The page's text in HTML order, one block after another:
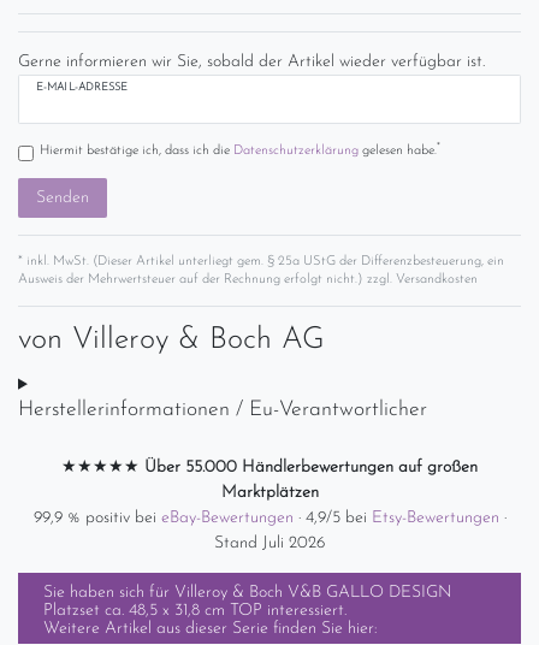
Gerne informieren wir Sie, sobald der Artikel wieder verfügbar ist.
E-MAIL-ADRESSE
Hiermit bestätige ich, dass ich die Daten­schutz­erklärunggelesen habe.*
Senden
* inkl. MwSt. (Dieser Artikel unterliegt gem. § 25a UStG der Differenzbesteuerung, ein
Ausweis der Mehrwertsteuer auf der Rechnung erfolgt nicht.) zzgl. Versandkosten
von Villeroy & Boch AG
Herstellerinformationen / Eu-Verantwortlicher
★★★★★ Über 55.000 Händlerbewertungen auf großen
Marktplätzen
99,9 % positiv bei eBay-Bewertungen · 4,9/5 bei Etsy-Bewertungen ·
Stand Juli 2026
Sie haben sich für Villeroy & Boch V&B GALLO DESIGN
Platzset ca. 48,5 x 31,8 cm TOP interessiert.
Weitere Artikel aus dieser Serie finden Sie hier: